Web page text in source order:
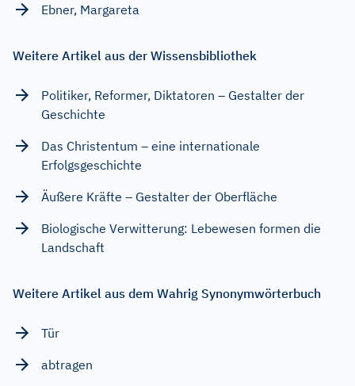
Ebner, Margareta
Weitere Artikel aus der Wissensbibliothek
Politiker, Reformer, Diktatoren – Gestalter der
Geschichte
Das Christentum – eine internationale
Erfolgsgeschichte
Äußere Kräfte – Gestalter der Oberfläche
Biologische Verwitterung: Lebewesen formen die
Landschaft
Weitere Artikel aus dem Wahrig Synonymwörterbuch
Tür
abtragen